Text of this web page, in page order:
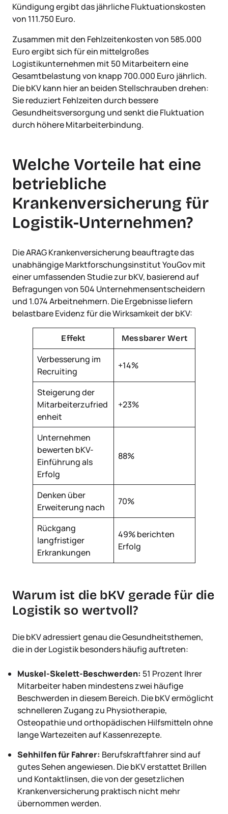
Kündigung ergibt das jährliche Fluktuationskosten
von 111.750 Euro.
Zusammen mit den Fehlzeitenkosten von 585.000
Euro ergibt sich für ein mittelgroßes
Logistikunternehmen mit 50 Mitarbeitern eine
Gesamtbelastung von knapp 700.000 Euro jährlich.
Die bKV kann hier an beiden Stellschrauben drehen:
Sie reduziert Fehlzeiten durch bessere
Gesundheitsversorgung und senkt die Fluktuation
durch höhere Mitarbeiterbindung.
Welche Vorteile hat eine
betriebliche
Krankenversicherung für
Logistik-Unternehmen?
Die ARAG Krankenversicherung beauftragte das
unabhängige Marktforschungsinstitut YouGov mit
einer umfassenden Studie zur bKV, basierend auf
Befragungen von 504 Unternehmensentscheidern
und 1.074 Arbeitnehmern. Die Ergebnisse liefern
belastbare Evidenz für die Wirksamkeit der bKV:
Effekt Messbarer Wert
Verbesserung im
Recruiting
+14%
Steigerung der
Mitarbeiterzufried
enheit
+23%
Unternehmen
bewerten bKV-
Einführung als
Erfolg
88%
Denken über
Erweiterung nach
70%
Rückgang
langfristiger
Erkrankungen
49% berichten
Erfolg
Warum ist die bKV gerade für die
Logistik so wertvoll?
Die bKV adressiert genau die Gesundheitsthemen,
die in der Logistik besonders häufig auftreten:
Muskel-Skelett-Beschwerden: 51 Prozent Ihrer
Mitarbeiter haben mindestens zwei häufige
Beschwerden in diesem Bereich. Die bKV ermöglicht
schnelleren Zugang zu Physiotherapie,
Osteopathie und orthopädischen Hilfsmitteln ohne
lange Wartezeiten auf Kassenrezepte.
Sehhilfen für Fahrer: Berufskraftfahrer sind auf
gutes Sehen angewiesen. Die bKV erstattet Brillen
und Kontaktlinsen, die von der gesetzlichen
Krankenversicherung praktisch nicht mehr
übernommen werden.